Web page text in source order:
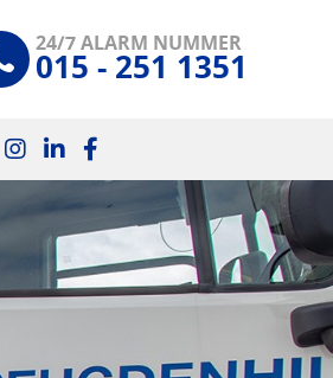
24/7 ALARM NUMMER
015 - 251 1351